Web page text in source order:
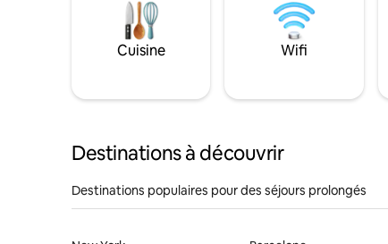
Cuisine Wifi
Destinations à découvrir
Destinations populaires pour des séjours prolongés